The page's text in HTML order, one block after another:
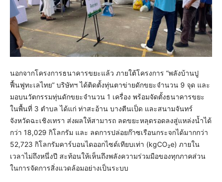
นอกจากโครงการธนาคารขยะแล้ว ภายใต้โครงการ “พลังบ้านปู
ฟื้นฟูทะเลไทย” บริษัทฯ ได้ติดตั้งทุ่นตาข่ายดักขยะจำนวน 9 จุด และ
มอบนวัตกรรมทุ่นดักขยะจำนวน 1 เครื่อง พร้อมจัดตั้งธนาคารขยะ
ในพื้นที่ 3 ตำบล ได้แก่ ท่าสะอ้าน บางตีนเป็ด และสนามจันทร์
จังหวัดฉะเชิงเทรา ส่งผลให้สามารถ ลดขยะหลุดรอดลงสู่แหล่งน้ำได้
กว่า 18,029 กิโลกรัม และ ลดการปล่อยก๊าซเรือนกระจกได้มากกว่า
52,723 กิโลกรัมคาร์บอนไดออกไซด์เทียบเท่า (kgCO₂e) ภายใน
เวลาไม่ถึงหนึ่งปี สะท้อนให้เห็นถึงพลังความร่วมมือของทุกภาคส่วน
ในการจัดการสิ่งแวดล้อมอย่างเป็นระบบ